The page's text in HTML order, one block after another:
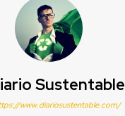
Sustentable
www.diariosustentable.com/